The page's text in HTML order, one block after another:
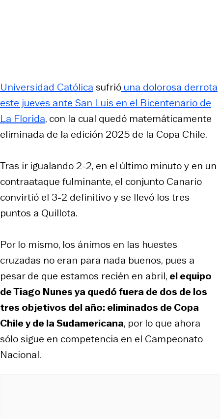
Universidad Católica sufrió una dolorosa derrota
este jueves ante San Luis en el Bicentenario de
La Florida, con la cual quedó matemáticamente
eliminada de la edición 2025 de la Copa Chile.
Tras ir igualando 2-2, en el último minuto y en un
contraataque fulminante, el conjunto Canario
convirtió el 3-2 definitivo y se llevó los tres
puntos a Quillota.
Por lo mismo, los ánimos en las huestes
cruzadas no eran para nada buenos, pues a
pesar de que estamos recién en abril, el equipo
de Tiago Nunes ya quedó fuera de dos de los
tres objetivos del año: eliminados de Copa
Chile y de la Sudamericana, por lo que ahora
sólo sigue en competencia en el Campeonato
Nacional.